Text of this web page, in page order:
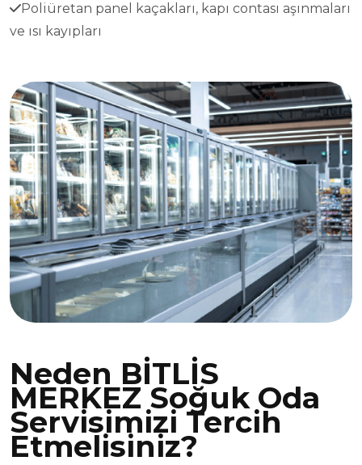
Poliüretan panel kaçakları, kapı contası aşınmaları
ve ısı kayıpları
Neden BİTLİS
MERKEZ Soğuk Oda
Servisimizi Tercih
Etmelisiniz?